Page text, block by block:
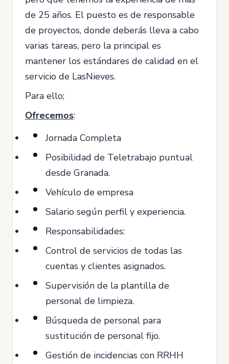
de 25 años. El puesto es de responsable
de proyectos, donde deberás lleva a cabo
varias tareas, pero la principal es
mantener los estándares de calidad en el
servicio de LasNieves.
Para ello;
Ofrecemos:
Jornada Completa
Posibilidad de Teletrabajo puntual
desde Granada.
Vehículo de empresa
Salario según perfil y experiencia.
Responsabilidades:
Control de servicios de todas las
cuentas y clientes asignados.
Supervisión de la plantilla de
personal de limpieza.
Búsqueda de personal para
sustitución de personal fijo.
Gestión de incidencias con RRHH